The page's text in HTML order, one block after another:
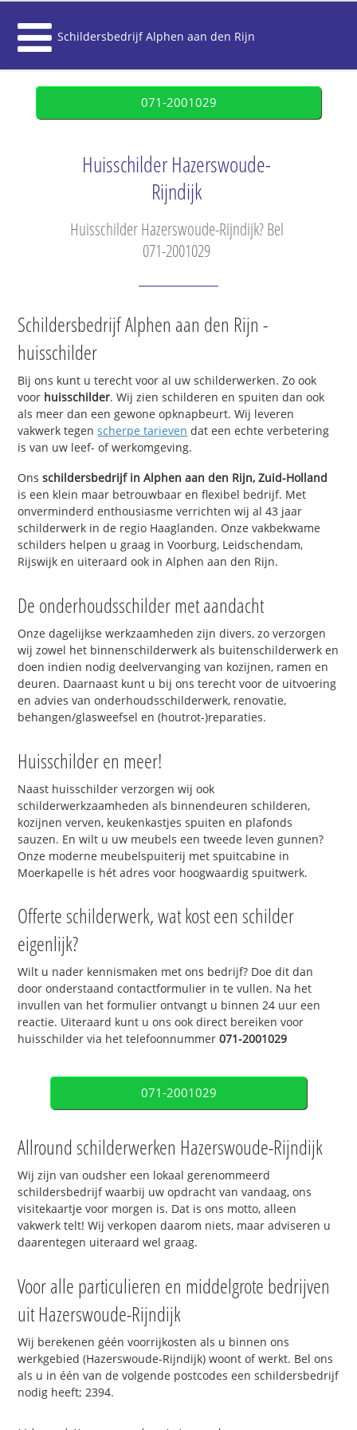
Schildersbedrijf Alphen aan den Rijn
071-2001029
Huisschilder Hazerswoude-
Rijndijk
Huisschilder Hazerswoude-Rijndijk? Bel
071-2001029
Schildersbedrijf Alphen aan den Rijn -
huisschilder
Bij ons kunt u terecht voor al uw schilderwerken. Zo ook
voor huisschilder. Wij zien schilderen en spuiten dan ook
als meer dan een gewone opknapbeurt. Wij leveren
vakwerk tegenscherpe tarieven dat een echte verbetering
is van uw leef- of werkomgeving.
Onsschildersbedrijf in Alphen aan den Rijn, Zuid-Holland
is een klein maar betrouwbaar en flexibel bedrijf. Met
onverminderd enthousiasme verrichten wij al 43 jaar
schilderwerk in de regio Haaglanden. Onze vakbekwame
schilders helpen u graag in Voorburg, Leidschendam,
Rijswijk en uiteraard ook in Alphen aan den Rijn.
De onderhoudsschilder met aandacht
Onze dagelijkse werkzaamheden zijn divers, zo verzorgen
wij zowel het binnenschilderwerk als buitenschilderwerk en
doen indien nodig deelvervanging van kozijnen, ramen en
deuren. Daarnaast kunt u bij ons terecht voor de uitvoering
en advies van onderhoudsschilderwerk, renovatie,
behangen/glasweefsel en (houtrot-)reparaties.
Huisschilder en meer!
Naast huisschilder verzorgen wij ook
schilderwerkzaamheden als binnendeuren schilderen,
kozijnen verven, keukenkastjes spuiten en plafonds
sauzen. En wilt u uw meubels een tweede leven gunnen?
Onze moderne meubelspuiterij met spuitcabine in
Moerkapelle is hét adres voor hoogwaardig spuitwerk.
Offerte schilderwerk, wat kost een schilder
eigenlijk?
Wilt u nader kennismaken met ons bedrijf? Doe dit dan
door onderstaand contactformulier in te vullen. Na het
invullen van het formulier ontvangt u binnen 24 uur een
reactie. Uiteraard kunt u ons ook direct bereiken voor
huisschilder via het telefoonnummer071-2001029
071-2001029
Allround schilderwerken Hazerswoude-Rijndijk
Wij zijn van oudsher een lokaal gerenommeerd
schildersbedrijf waarbij uw opdracht van vandaag, ons
visitekaartje voor morgen is. Dat is ons motto, alleen
vakwerk telt! Wij verkopen daarom niets, maar adviseren u
daarentegen uiteraard wel graag.
Voor alle particulieren en middelgrote bedrijven
uit Hazerswoude-Rijndijk
Wij berekenen géén voorrijkosten als u binnen ons
werkgebied (Hazerswoude-Rijndijk) woont of werkt. Bel ons
als u in één van de volgende postcodes een schildersbedrijf
nodig heeft; 2394.